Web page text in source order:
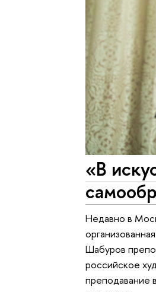
«В
Недавно в
Шабуров
российское
преподавание